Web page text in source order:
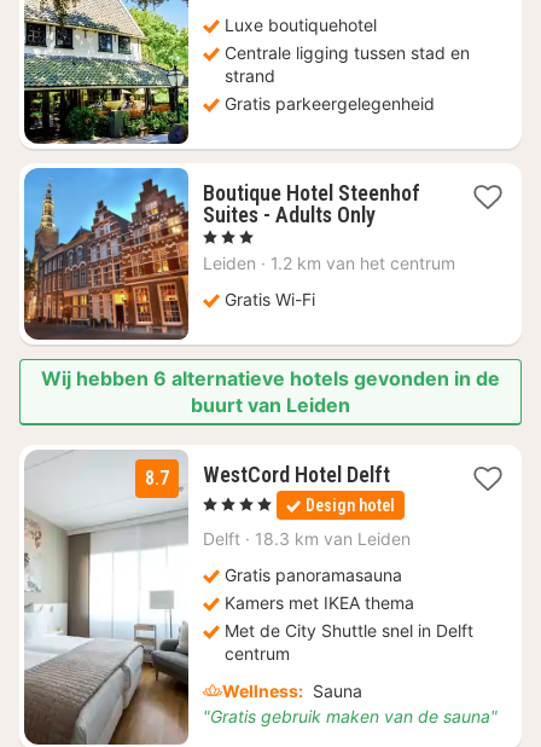
€
435
Luxe boutiquehotel
Centrale ligging tussen stad en
strand
Gratis parkeergelegenheid
Boutique Hotel Steenhof
Suites - Adults Only1
vanaf
, 3 Sterren
Leiden · 1.2 km van het centrum
Gratis Wi-Fi
Wij hebben 6 alternatieve hotels gevonden in de
buurt van Leiden
8.7 WestCord Hotel Delft1
nacht
vanaf
€
, 4 Sterren Design hotel
Delft · 18.3 km van Leiden
Gratis panoramasauna
Kamers met IKEA thema
Met de City Shuttle snel in Delft
centrum
Wellness: Sauna
"Gratis gebruik maken van de sauna"